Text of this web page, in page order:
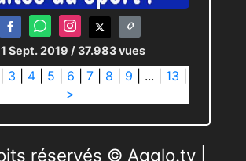
Sept. 2019 / 37.983 vues
3 4| 5 6 7| 8 9 ... 13
>
réservés © Agglo.tv |